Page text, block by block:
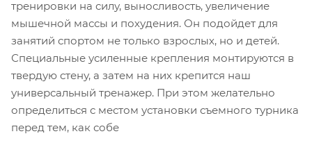
тренировки на силу, выносливость, увеличение
мышечной массы и похудения. Он подойдет для
занятий спортом не только взрослых, но и детей.
Специальные усиленные крепления монтируются в
твердую стену, а затем на них крепится наш
универсальный тренажер. При этом желательно
определиться с местом установки съемного турника
перед тем, как собе